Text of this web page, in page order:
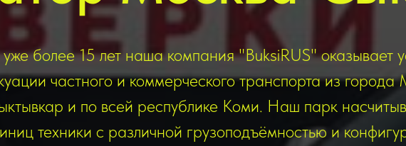
уже более 15 лет наша компания "BuksiRUS" оказывает
частного и коммерческого транспорта из города
и по всей республике Коми. Наш парк
техники с различной грузоподъёмностью и